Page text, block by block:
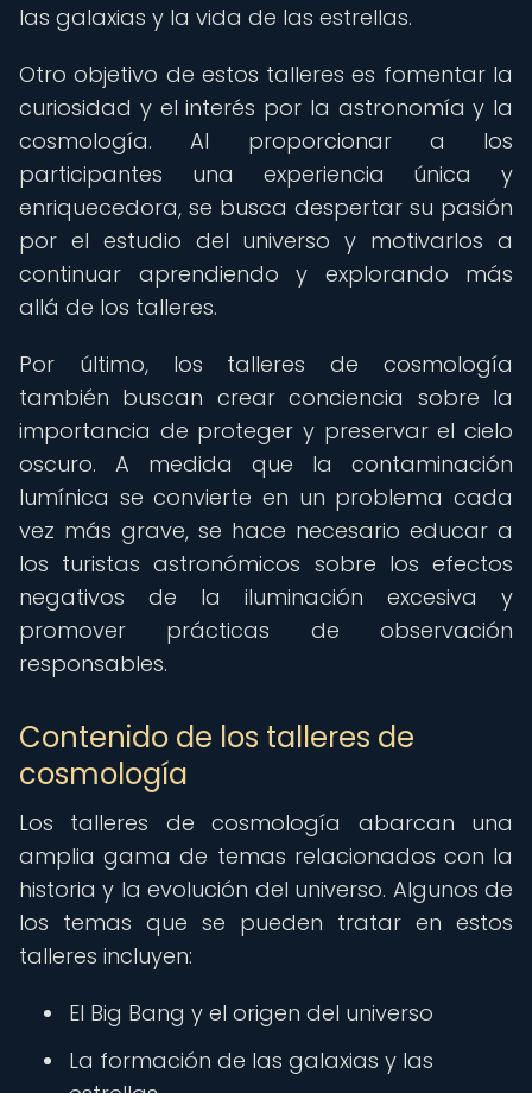
las galaxias y la vida de las estrellas.
Otro objetivo de estos talleres es fomentar la
curiosidad y el interés por la astronomía y la
cosmología. Al proporcionar a los
participantes una experiencia única y
enriquecedora, se busca despertar su pasión
por el estudio del universo y motivarlos a
continuar aprendiendo y explorando más
allá de los talleres.
Por último, los talleres de cosmología
también buscan crear conciencia sobre la
importancia de proteger y preservar el cielo
oscuro. A medida que la contaminación
lumínica se convierte en un problema cada
vez más grave, se hace necesario educar a
los turistas astronómicos sobre los efectos
negativos de la iluminación excesiva y
promover prácticas de observación
responsables.
Contenido de los talleres de
cosmología
Los talleres de cosmología abarcan una
amplia gama de temas relacionados con la
historia y la evolución del universo. Algunos de
los temas que se pueden tratar en estos
talleres incluyen:
El Big Bang y el origen del universo
La formación de las galaxias y las